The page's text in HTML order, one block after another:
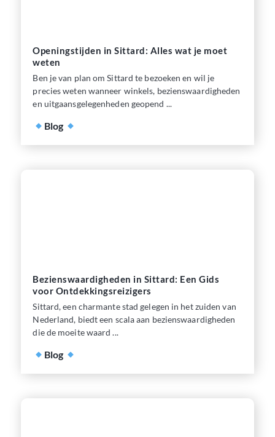
Openingstijden in Sittard: Alles wat je moet
weten
Ben je van plan om Sittard te bezoeken en wil je
precies weten wanneer winkels, bezienswaardigheden
en uitgaansgelegenheden geopend ...
Blog
Bezienswaardigheden in Sittard: Een Gids
voor Ontdekkingsreizigers
Sittard, een charmante stad gelegen in het zuiden van
Nederland, biedt een scala aan bezienswaardigheden
die de moeite waard ...
Blog